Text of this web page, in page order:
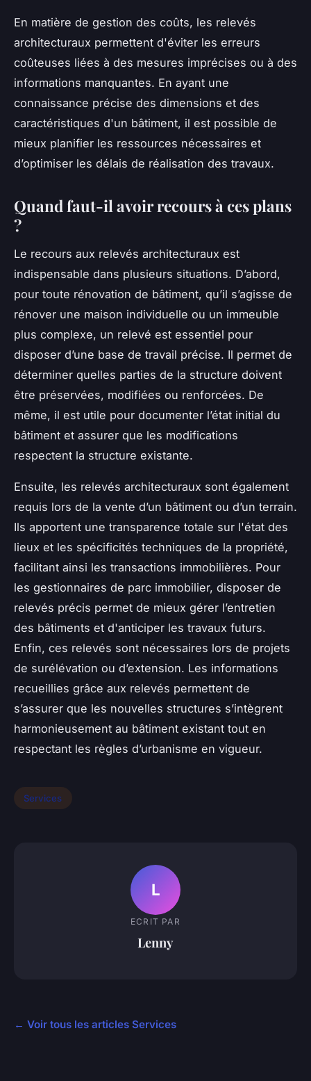
En matière de gestion des coûts, les relevés
architecturaux permettent d'éviter les erreurs
coûteuses liées à des mesures imprécises ou à des
informations manquantes. En ayant une
connaissance précise des dimensions et des
caractéristiques d'un bâtiment, il est possible de
mieux planifier les ressources nécessaires et
d’optimiser les délais de réalisation des travaux.
Quand faut-il avoir recours à ces plans
?
Le recours aux relevés architecturaux est
indispensable dans plusieurs situations. D’abord,
pour toute rénovation de bâtiment, qu’il s’agisse de
rénover une maison individuelle ou un immeuble
plus complexe, un relevé est essentiel pour
disposer d’une base de travail précise. Il permet de
déterminer quelles parties de la structure doivent
être préservées, modifiées ou renforcées. De
même, il est utile pour documenter l’état initial du
bâtiment et assurer que les modifications
respectent la structure existante.
Ensuite, les relevés architecturaux sont également
requis lors de la vente d’un bâtiment ou d’un terrain.
Ils apportent une transparence totale sur l'état des
lieux et les spécificités techniques de la propriété,
facilitant ainsi les transactions immobilières. Pour
les gestionnaires de parc immobilier, disposer de
relevés précis permet de mieux gérer l’entretien
des bâtiments et d'anticiper les travaux futurs.
Enfin, ces relevés sont nécessaires lors de projets
de surélévation ou d’extension. Les informations
recueillies grâce aux relevés permettent de
s’assurer que les nouvelles structures s’intègrent
harmonieusement au bâtiment existant tout en
respectant les règles d’urbanisme en vigueur.
Services
L
ECRIT PAR
Lenny
← Voir tous les articles Services